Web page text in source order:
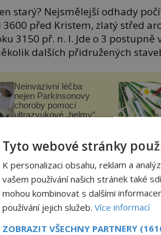
starý? Nejsmělejší odhady
před Kristem, zlatý střed
3150 př. n. l. Jde o 3
dalších přidružených
Neinvazivní léčba
nejen Parkinsonovy
choroby pomocí
ultrazvukové „helmy“
ornamenty a reliéfy. Vedle
V dobách dávno před
všeho jen ta zvířecí. Místo,
města, bývalo místem
Tyto webové stránky
K personalizaci obsahu, reklam a
vašem používání našich stránek také
mohou kombinovat s dalšími
používání jejich služeb. Více informací
ZOBRAZIT VŠECHNY PARTNERY